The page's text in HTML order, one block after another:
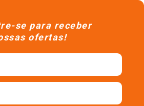
se para receber
ofertas!